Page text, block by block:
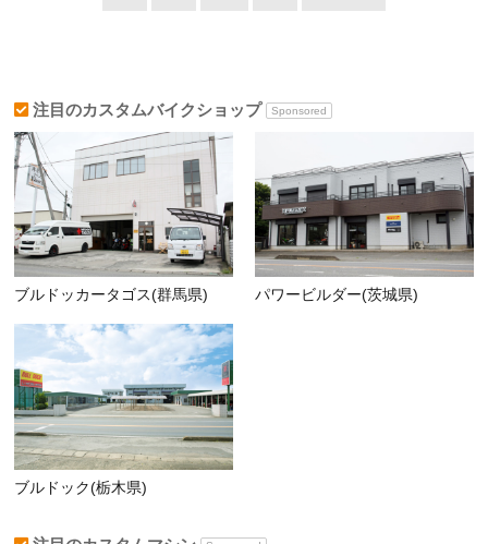
注目のカスタムバイクショップ Sponsored
ブルドッカータゴス(群馬県) パワービルダー(茨城県)
ブルドック(栃木県)